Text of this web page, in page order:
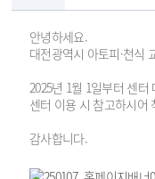
안녕하세요.
대전광역시 아토피·천식
2025년 1월 1일부터 센
센터 이용 시 참고하시어
감사합니다.